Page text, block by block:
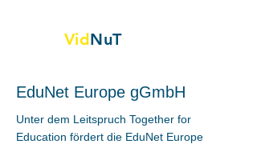
VidNuT
EduNet Europe gGmbH
Unter dem Leitspruch Together for
Education fördert die EduNet Europe